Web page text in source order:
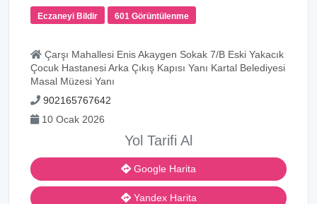
Eczaneyi Bildir 601 Görüntülenme
Çarşı Mahallesi Enis Akaygen Sokak 7/B Eski Yakacık
Çocuk Hastanesi Arka Çıkış Kapısı Yanı Kartal Belediyesi
Masal Müzesi Yanı
902165767642
10 Ocak 2026
Yol Tarifi Al
Google Harita
Yandex Harita